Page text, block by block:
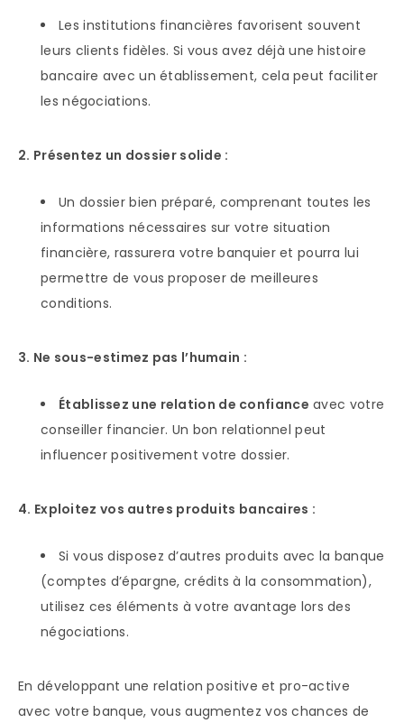
Les institutions financières favorisent souvent
leurs clients fidèles. Si vous avez déjà une histoire
bancaire avec un établissement, cela peut faciliter
les négociations.
2. Présentez un dossier solide :
Un dossier bien préparé, comprenant toutes les
informations nécessaires sur votre situation
financière, rassurera votre banquier et pourra lui
permettre de vous proposer de meilleures
conditions.
3. Ne sous-estimez pas l’humain :
Établissez une relation de confiance avec votre
conseiller financier. Un bon relationnel peut
influencer positivement votre dossier.
4. Exploitez vos autres produits bancaires :
Si vous disposez d’autres produits avec la banque
(comptes d’épargne, crédits à la consommation),
utilisez ces éléments à votre avantage lors des
négociations.
En développant une relation positive et pro-active
avec votre banque, vous augmentez vos chances de